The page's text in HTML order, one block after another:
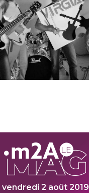
vendredi 2 août 2019